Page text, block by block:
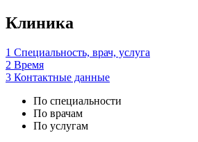
Клиника
1 Специальность, врач, услуга
2 Время
3 Контактные данные
По специальности
По врачам
По услугам